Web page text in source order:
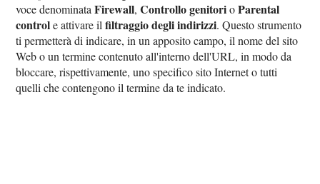
voce denominataFirewall,Controllo genitorioParental
controle attivare ilfiltraggio degli indirizzi. Questo strumento
ti permetterà di indicare, in un apposito campo, il nome del sito
Web o un termine contenuto all'interno dell'URL, in modo da
bloccare, rispettivamente, uno specifico sito Internet o tutti
quelli che contengono il termine da te indicato.